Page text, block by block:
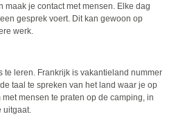
je contact met mensen. Elke dag
gesprek voert. Dit kan gewoon op
werk.
te leren. Frankrijk is vakantieland nummer
taal te spreken van het land waar je op
mensen te praten op de camping, in
uitgaat.